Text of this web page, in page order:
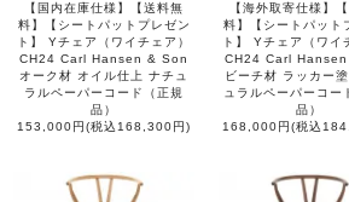
【国内在庫仕様】【送料無
料】【シートパットプレゼン
ト】 Yチェア（ワイチェア）
CH24 Carl Hansen & Son
オーク材 オイル仕上 ナチュ
ラルペーパーコード（正規
品）
153,000円(税込168,300円)
【海外取寄仕様】
料】【シートパット
ト】 Yチェア（ワイ
CH24 Carl
ビーチ材 ラッカー
ュラルペーパーコー
品）
168,000円(税込